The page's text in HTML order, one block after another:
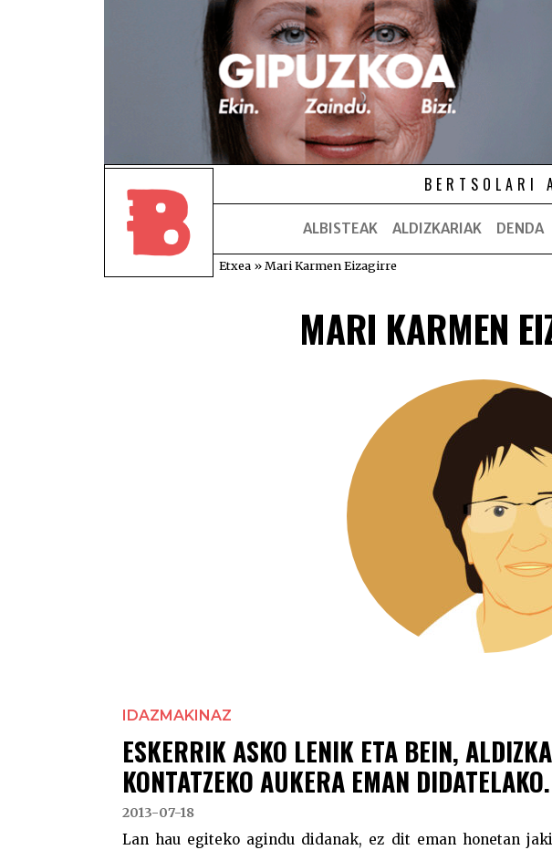
BERTSOLARI
ALBISTEAK ALDIZKARIAK DENDA
Etxea »Mari Karmen Eizagirre
MARI KARMEN
IDAZMAKINAZ
ESKERRIK ASKO LENIK ETA BEIN,
KONTATZEKO AUKERA EMAN DIDATELAKO.
2013-07-18
Lan hau egiteko agindu didanak, ez dit eman honetan